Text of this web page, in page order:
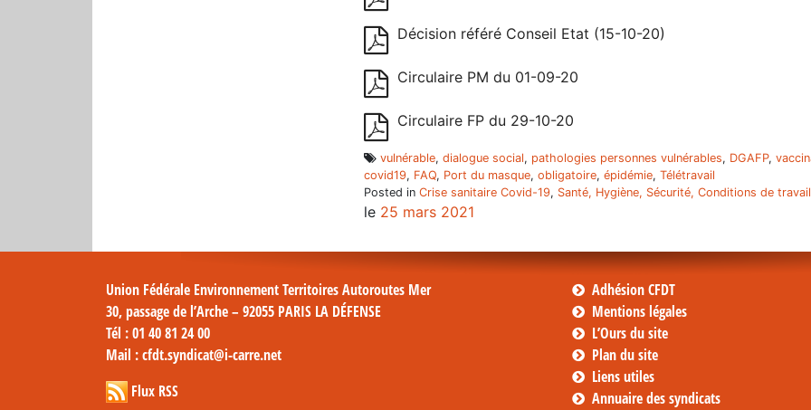
Décision référé Conseil Etat (15-10-20)
Circulaire PM du 01-09-20
Circulaire FP du 29-10-20
vulnérable, dialogue social, pathologies personnes vulnérables, DGAFP,
covid19, FAQ, Port du masque, obligatoire, épidémie, Télétravail
Posted in Crise sanitaire Covid-19, Santé, Hygiène, Sécurité, Conditions de travail
le 25 mars 2021
Union Fédérale Environnement Territoires Autoroutes Mer
30, passage de l’Arche – 92055 PARIS LA DÉFENSE
Tél : 01 40 81 24 00
Mail : cfdt.syndicat@i-carre.net
Flux RSS
Adhésion CFDT
Mentions légales
L’Ours du site
Plan du site
Liens utiles
Annuaire des syndicats